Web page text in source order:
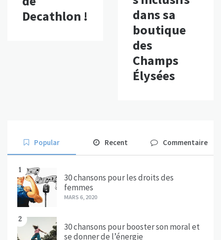
Decathlon !
dans sa
boutique
des
Champs
Élysées
Popular Recent Commentaire
1
30 chansons pour les droits des
femmes
MARS 6, 2020
2
30 chansons pour booster son moral et
se donner de l’énergie